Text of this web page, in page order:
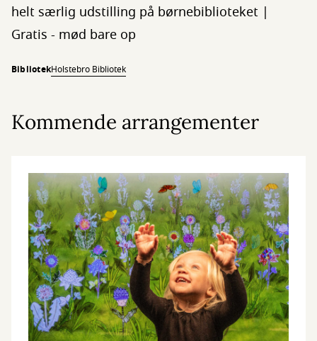
helt særlig udstilling på børnebiblioteket |
Gratis - mød bare op
BibliotekHolstebro Bibliotek
Kommende arrangementer